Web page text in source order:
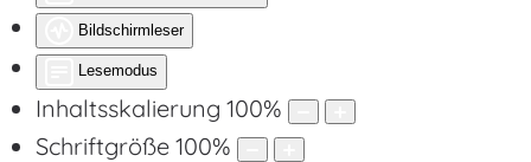
Bildschirmleser
Lesemodus
Inhaltsskalierung 100%
Schriftgröße 100%